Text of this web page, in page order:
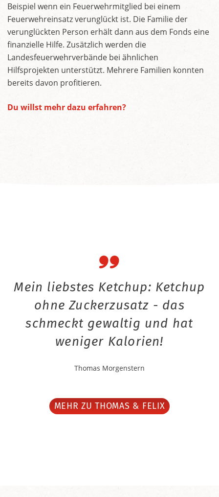
Beispiel wenn ein Feuerwehrmitglied bei einem
Feuerwehreinsatz verunglückt ist. Die Familie der
verunglückten Person erhält dann aus dem Fonds eine
finanzielle Hilfe. Zusätzlich werden die
Landesfeuerwehrverbände bei ähnlichen
Hilfsprojekten unterstützt. Mehrere Familien konnten
bereits davon profitieren.
Du willst mehr dazu erfahren?
Mein liebstes Ketchup: Ketchup
ohne Zuckerzusatz - das
schmeckt gewaltig und hat
weniger Kalorien!
Thomas Morgenstern
MEHR ZU THOMAS & FELIX